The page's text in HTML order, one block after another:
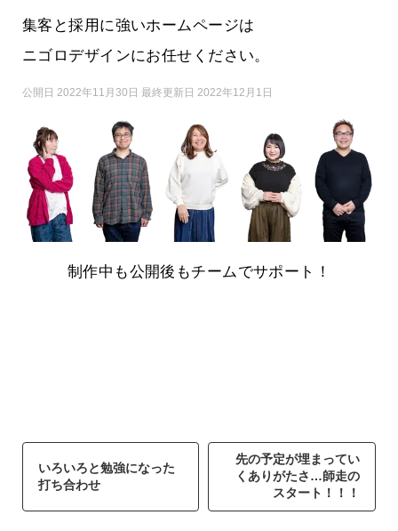
集客と採用に強いホームページは
ニゴロデザインにお任せください。
公開日 2022年11月30日 最終更新日 2022年12月1日
制作中も公開後もチームでサポート！
いろいろと勉強になった
打ち合わせ
先の予定が埋まってい
くありがたさ…師走の
スタート！！！